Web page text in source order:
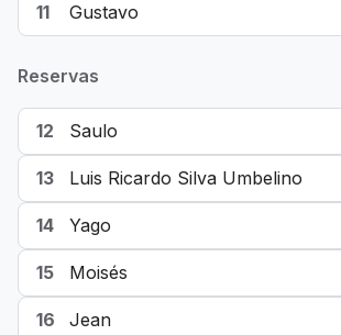
11 Gustavo
Reservas
12 Saulo
13 Luis Ricardo Silva Umbelino
14 Yago
15 Moisés
16 Jean